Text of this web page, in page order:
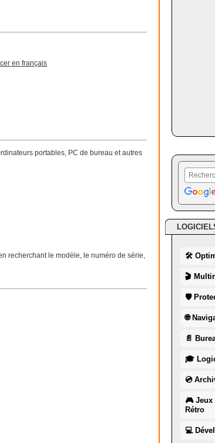
en français
portables, PC de bureau et autres
recherchant le modèle, le numéro de série,
🛠
🎬
🛡
🌐
📄
🎓
💿
🎮 Jeux
Rétro
💻